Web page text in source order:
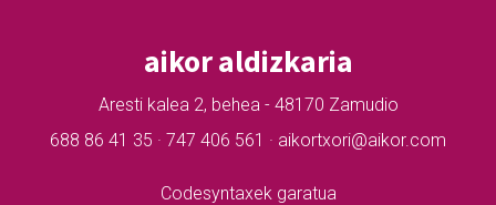
aikor aldizkaria
Aresti kalea 2, behea - 48170 Zamudio
688 86 41 35 · 747 406 561 · aikortxori@aikor.com
Codesyntaxek garatua